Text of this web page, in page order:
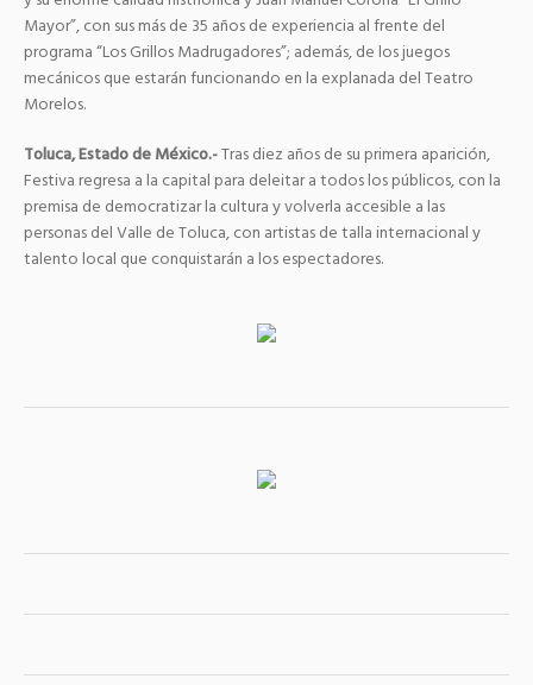
Mayor”, con sus más de 35 años de experiencia al frente del
programa “Los Grillos Madrugadores”; además, de los juegos
mecánicos que estarán funcionando en la explanada del Teatro
Morelos.
Toluca, Estado de México.-Tras diez años de su primera aparición,
Festiva regresa a la capital para deleitar a todos los públicos, con la
premisa de democratizar la cultura y volverla accesible a las
personas del Valle de Toluca, con artistas de talla internacional y
talento local que conquistarán a los espectadores.